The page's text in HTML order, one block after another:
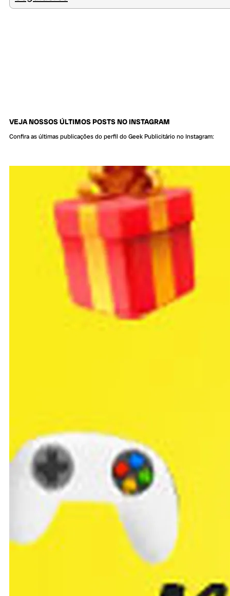
VEJA NOSSOS ÚLTIMOS POSTS NO INSTAGRAM
Confira as últimas publicações do perfil do Geek Publicitário no Instagram: